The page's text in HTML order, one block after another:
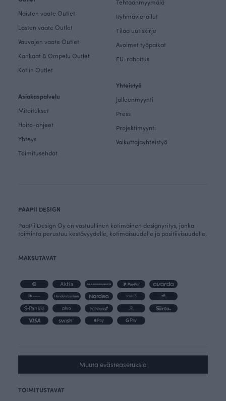
Naisten vaate Outlet
Lasten vaate Outlet
Vauvojen vaate Outlet
Kankaat & Ompelu Outlet
Kotiin Outlet
Asiakaspalvelu
Mitoitukset
Hoito-ohjeet
Yhteys
Toimitusehdot
Tehtaanmyymälä
Ryhmävierailut
Tilaa uutiskirje
Avoimet työpaikat
EU-rahoitus
Yhteistyö
Jälleenmyynti
Press
Projektimyynti
Vaikuttajayhteistyö
PAAPII DESIGN
PaaPii Design Oy on vastuullinen kotimainen designyritys, jonka
toiminta perustuu kestävyydelle, kotimaisuudelle ja positiivisuudelle.
MAKSUTAVAT
Muuta evästeasetuksia
TOIMITUSTAVAT